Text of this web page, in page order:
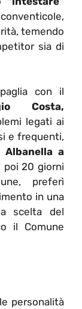
temendo
sia di
con il
Costa,
legati ai
e frequenti,
Albanella a
poi 20 giorni
preferì
in una
scelta del
il Comune
personalità